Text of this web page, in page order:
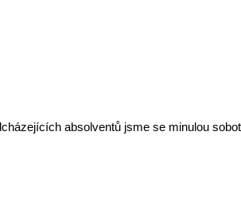
absolventů jsme se minulou